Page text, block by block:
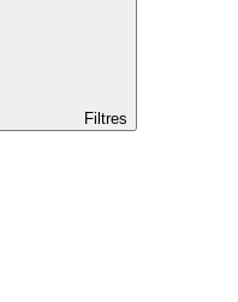
Filtres